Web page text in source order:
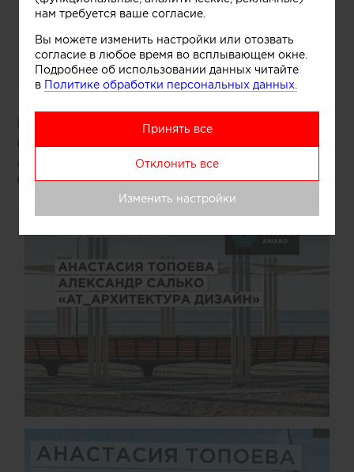
Победитель: проект «Бухта маленького
капитана»
Анастасия Топоева, Александр
Салько(«AT_архитектура дизайн»)
нам требуется ваше согласие.
Вы можете изменить настройки или отозвать
согласие в любое время во всплывающем окне.
Подробнее об использовании данных читайте
в Политике обработки персональных данных.
Принять все
Отклонить все
Изменить настройки